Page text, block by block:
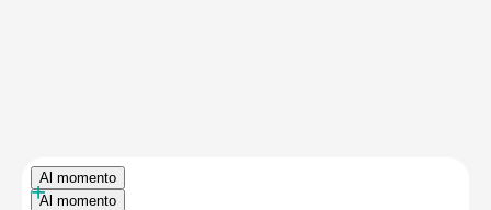
Al momento
Al momento
+